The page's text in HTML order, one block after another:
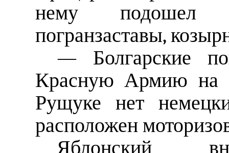
нему подошел
погранзаставы,
— Болгарские
Красную Армию на
Рущуке нет
расположен
Яблонский